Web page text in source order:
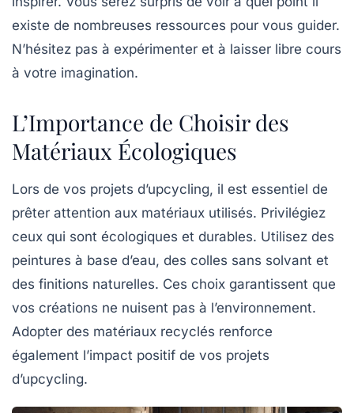
existe de nombreuses ressources pour vous guider.
N’hésitez pas à expérimenter et à laisser libre cours
à votre imagination.
L’Importance de Choisir des
Matériaux Écologiques
Lors de vos projets d’upcycling, il est essentiel de
prêter attention aux matériaux utilisés. Privilégiez
ceux qui sont écologiques et durables. Utilisez des
peintures à base d’eau, des colles sans solvant et
des finitions naturelles. Ces choix garantissent que
vos créations ne nuisent pas à l’environnement.
Adopter des matériaux recyclés renforce
également l’impact positif de vos projets
d’upcycling.